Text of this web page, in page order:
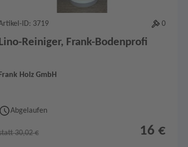
ID: 3719 0
Reiniger, Frank-Bodenprofi
Holz GmbH
Abgelaufen
30,02 € 16 €